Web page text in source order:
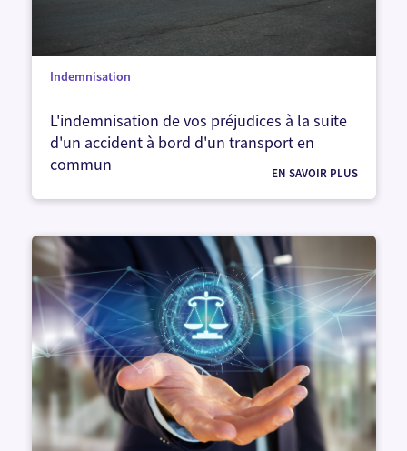
Indemnisation
L'indemnisation de vos préjudices à la suite
d'un accident à bord d'un transport en
commun
EN SAVOIR PLUS